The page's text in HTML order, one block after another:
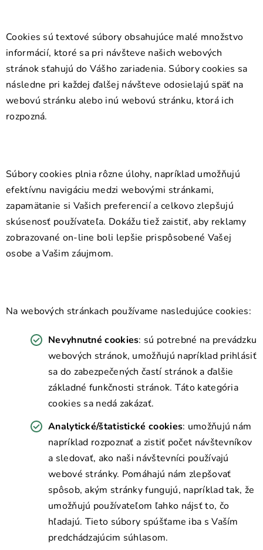
Cookies sú textové súbory obsahujúce malé množstvo
informácií, ktoré sa pri návšteve našich webových
stránok sťahujú do Vášho zariadenia. Súbory cookies sa
následne pri každej ďalšej návšteve odosielajú späť na
webovú stránku alebo inú webovú stránku, ktorá ich
rozpozná.
Súbory cookies plnia rôzne úlohy, napríklad umožňujú
efektívnu navigáciu medzi webovými stránkami,
zapamätanie si Vašich preferencií a celkovo zlepšujú
skúsenosť používateľa. Dokážu tiež zaistiť, aby reklamy
zobrazované on-line boli lepšie prispôsobené Vašej
osobe a Vašim záujmom.
Na webových stránkach používame nasledujúce cookies:
Nevyhnutné cookies: sú potrebné na prevádzku
webových stránok, umožňujú napríklad prihlásiť
sa do zabezpečených častí stránok a ďalšie
základné funkčnosti stránok. Táto kategória
cookies sa nedá zakázať.
Analytické/štatistické cookies: umožňujú nám
napríklad rozpoznať a zistiť počet návštevníkov
a sledovať, ako naši návštevníci používajú
webové stránky. Pomáhajú nám zlepšovať
spôsob, akým stránky fungujú, napríklad tak, že
umožňujú používateľom ľahko nájsť to, čo
hľadajú. Tieto súbory spúšťame iba s Vaším
predchádzajúcim súhlasom.